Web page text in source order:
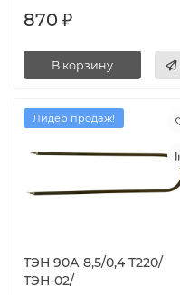
870 ₽
В корзину
Лидер продаж!
ТЭН 90А 8,5/0,4 Т220/
ТЭН-02/